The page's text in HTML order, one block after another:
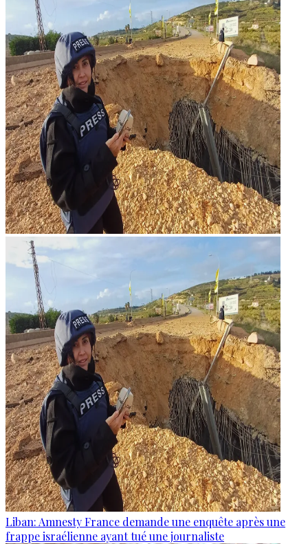
Liban: Amnesty France demande une enquête après une
frappe israélienne ayant tué une journaliste